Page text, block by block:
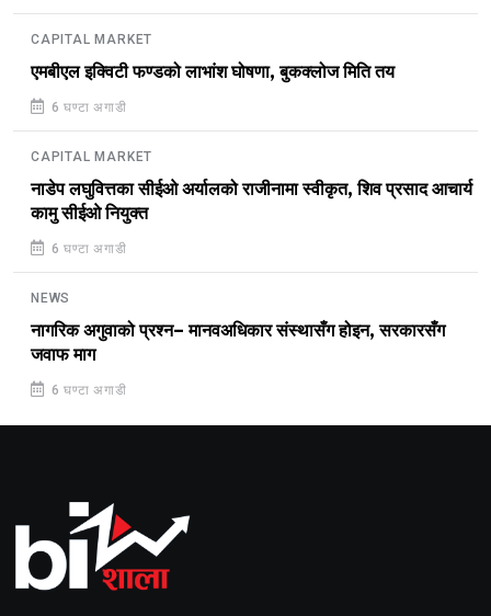
CAPITAL MARKET
एमबीएल इक्विटी फण्डको लाभांश घोषणा, बुकक्लोज मिति तय
6 घण्टा अगाडी
CAPITAL MARKET
नाडेप लघुवित्तका सीईओ अर्यालको राजीनामा स्वीकृत, शिव प्रसाद आचार्य
कामु सीईओ नियुक्त
6 घण्टा अगाडी
NEWS
नागरिक अगुवाको प्रश्न– मानवअधिकार संस्थासँग होइन, सरकारसँग
जवाफ माग
6 घण्टा अगाडी